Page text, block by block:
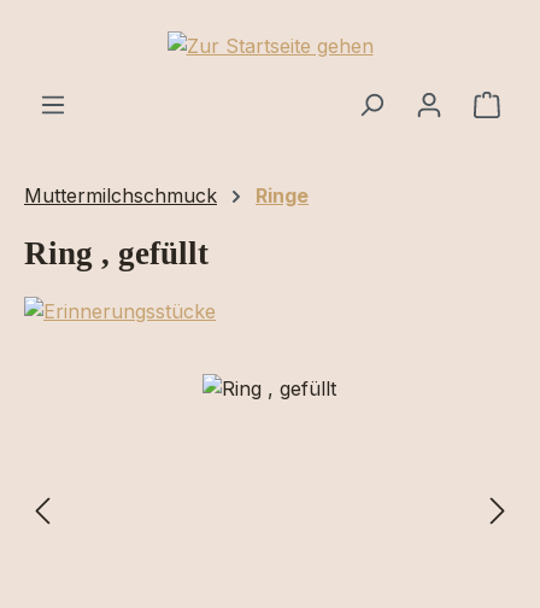
Zum Hauptinhalt springen
Muttermilchschmuck Ringe
Ring , gefüllt
Bildergalerie überspringen